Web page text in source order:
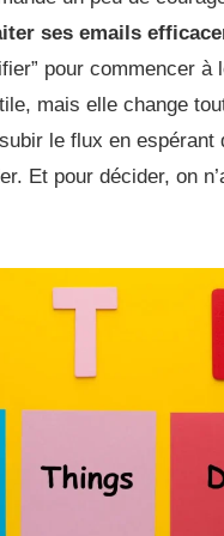
ses emails
pour commencer à
mais elle change
le flux en espérant
Et pour décider, on